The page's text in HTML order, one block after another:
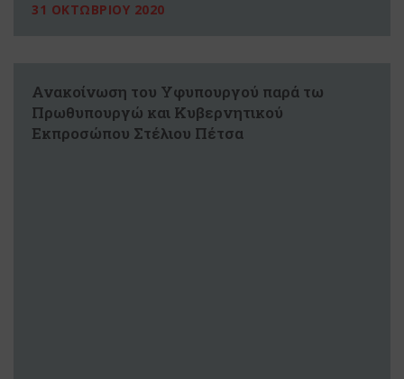
31 ΟΚΤΩΒΡΙΟΥ 2020
Ανακοίνωση του Υφυπουργού παρά τω
Πρωθυπουργώ και Κυβερνητικού
Εκπροσώπου Στέλιου Πέτσα